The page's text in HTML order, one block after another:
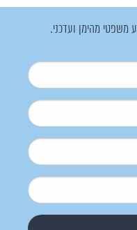
משפטי מהימן ועדכני.